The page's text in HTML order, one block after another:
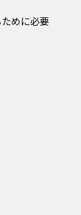
めに必要